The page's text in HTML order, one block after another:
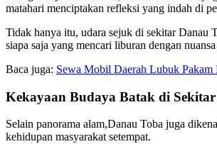
matahari menciptakan refleksi yang indah di
Tidak hanya itu, udara sejuk di sekitar Danau
siapa saja yang mencari liburan dengan
Baca juga: Sewa Mobil Daerah Lubuk Pakam
Kekayaan Budaya Batak di
Selain panorama alam,Danau Toba juga
kehidupan masyarakat setempat.